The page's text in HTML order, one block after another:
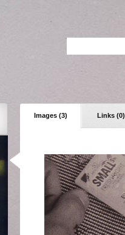
Images (3) Links (0)